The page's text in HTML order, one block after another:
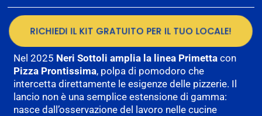
RICHIEDI IL KIT GRATUITO PER IL TUO LOCALE!
Nel 2025 Neri Sottoli amplia la linea Primetta con
Pizza Prontissima, polpa di pomodoro che
intercetta direttamente le esigenze delle pizzerie. Il
lancio non è una semplice estensione di gamma:
nasce dall’osservazione del lavoro nelle cucine